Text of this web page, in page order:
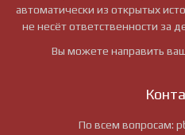
автоматически из открытых
не несёт ответственности за
Вы можете направить
По всем вопросам: